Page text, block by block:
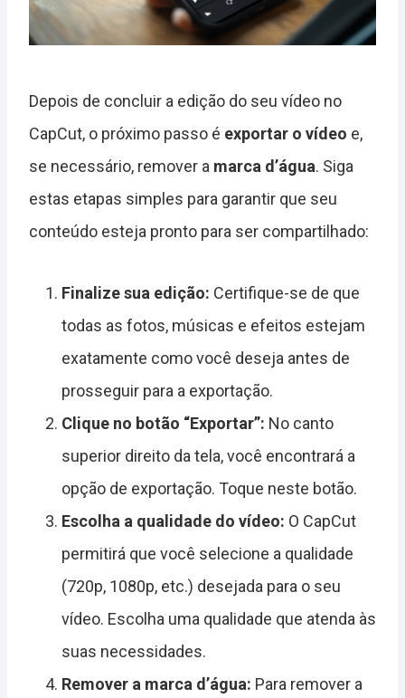
Depois de concluir a edição do seu vídeo no
CapCut, o próximo passo é exportar o vídeo e,
se necessário, remover a marca d’água. Siga
estas etapas simples para garantir que seu
conteúdo esteja pronto para ser compartilhado:
Finalize sua edição: Certifique-se de que
todas as fotos, músicas e efeitos estejam
exatamente como você deseja antes de
prosseguir para a exportação.
Clique no botão “Exportar”: No canto
superior direito da tela, você encontrará a
opção de exportação. Toque neste botão.
Escolha a qualidade do vídeo: O CapCut
permitirá que você selecione a qualidade
(720p, 1080p, etc.) desejada para o seu
vídeo. Escolha uma qualidade que atenda às
suas necessidades.
Remover a marca d’água: Para remover a